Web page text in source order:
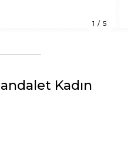
1 / 5
Kadın